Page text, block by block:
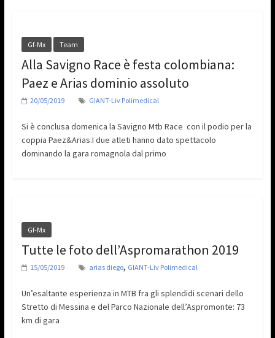
Gf-Mx Team
Alla Savigno Race è festa colombiana:
Paez e Arias dominio assoluto
20/05/2019 GIANT-Liv Polimedical
Si è conclusa domenica la Savigno Mtb Race con il podio per la
coppia Paez&Arias.I due atleti hanno dato spettacolo
dominando la gara romagnola dal primo
Gf-Mx
Tutte le foto dell’Aspromarathon 2019
15/05/2019 arias diego, GIANT-Liv Polimedical
Un’esaltante esperienza in MTB fra gli splendidi scenari dello
Stretto di Messina e del Parco Nazionale dell’Aspromonte: 73
km di gara